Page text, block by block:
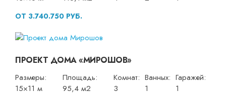
ОТ 3.740.750 РУБ.
ПРОЕКТ ДОМА «МИРОШОВ»
Размеры:
15×11 м
Площадь:
95,4 м2
Комнат:
3
Ванных:
1
Гаражей:
1